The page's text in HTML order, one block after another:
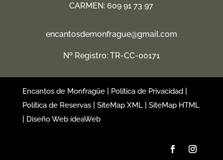
CARMEN:609 91 73 97
encantosdemonfrague@gmail.com
Nº Registro: TR-CC-00171
Encantos de Monfragüe| Política de Privacidad|
Política de Reservas | SiteMap XML | SiteMap HTML
| Diseño Web ideaWeb